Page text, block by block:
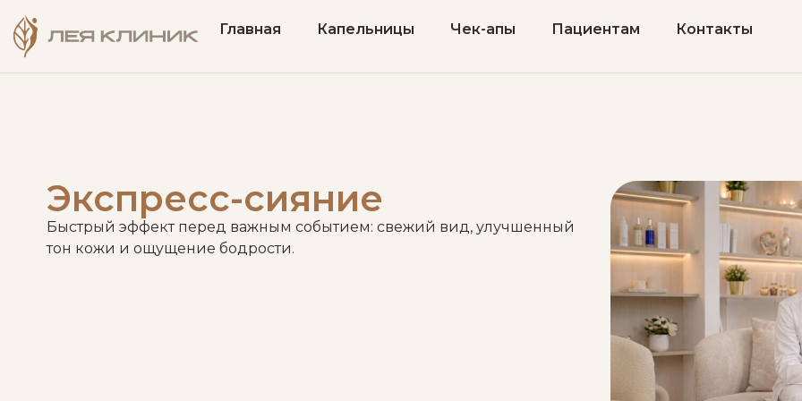
Главная Капельницы Чек-апы Пациентам Контакты
Экспресс-сияние
Быстрый эффект перед важным событием: свежий вид, улучшенный
тон кожи и ощущение бодрости.